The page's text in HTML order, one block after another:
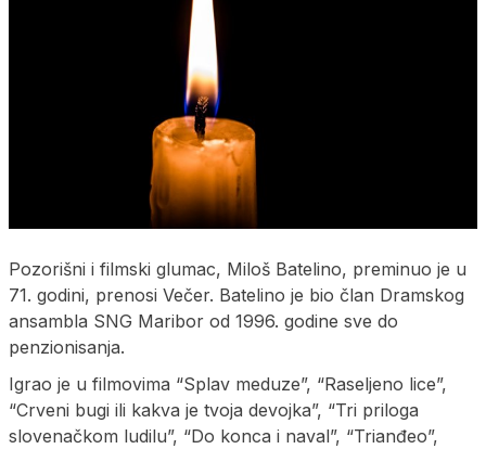
Pozorišni i filmski glumac, Miloš Batelino, preminuo je u
71. godini, prenosi Večer. Batelino je bio član Dramskog
ansambla SNG Maribor od 1996. godine sve do
penzionisanja.
Igrao je u filmovima “Splav meduze”, “Raseljeno lice”,
“Crveni bugi ili kakva je tvoja devojka”, “Tri priloga
slovenačkom ludilu”, “Do konca i naval”, “Trianđeo”,